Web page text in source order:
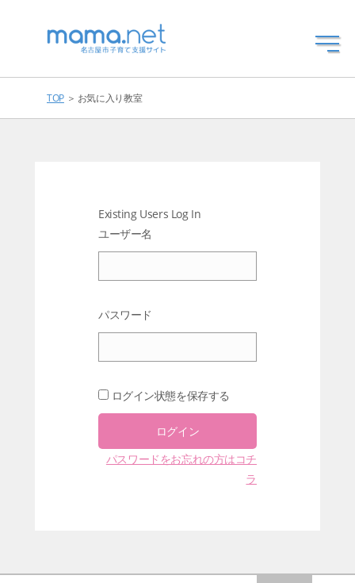
TOP＞ お気に入り教室
Existing Users Log In
ユーザー名
パスワード
ログイン状態を保存する
パスワードをお忘れの方はコチ
ラ